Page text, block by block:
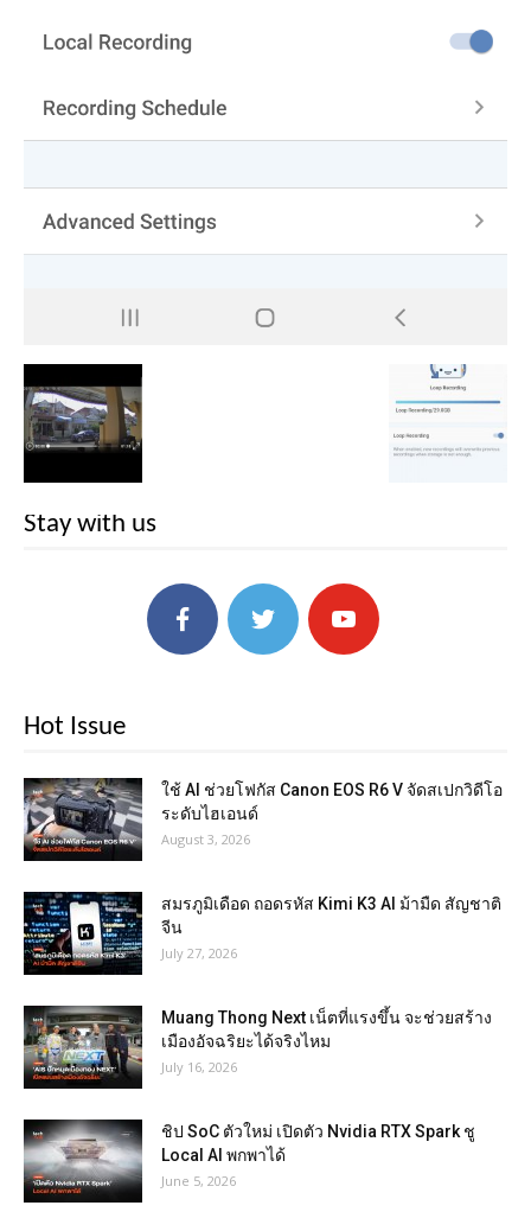
Stay with us
Hot Issue
ใช้ AI ช่วยโฟกัส Canon EOS R6 V จัดสเปกวิดีโอ
ระดับไฮเอนด์
August 3, 2026
สมรภูมิเดือด ถอดรหัส Kimi K3 AI ม้ามืด สัญชาติ
จีน
July 27, 2026
Muang Thong Next เน็ตที่แรงขึ้น จะช่วยสร้าง
เมืองอัจฉริยะได้จริงไหม
July 16, 2026
ชิป SoC ตัวใหม่ เปิดตัว Nvidia RTX Spark ชู
Local AI พกพาได้
June 5, 2026